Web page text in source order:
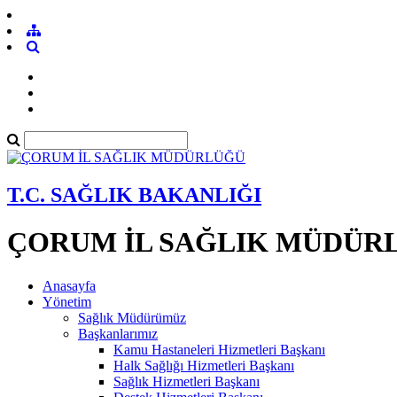
T.C. SAĞLIK BAKANLIĞI
ÇORUM İL SAĞLIK
Anasayfa
Yönetim
Sağlık Müdürümüz
Başkanlarımız
Kamu Hastaneleri Hizmetleri Başkanı
Halk Sağlığı Hizmetleri Başkanı
Sağlık Hizmetleri Başkanı